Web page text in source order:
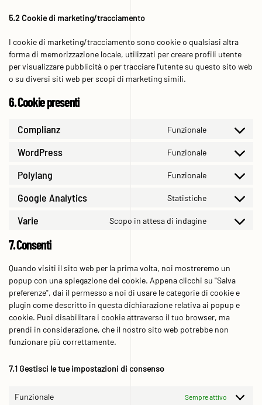
5.2 Cookie di marketing/tracciamento
I cookie di marketing/tracciamento sono cookie o qualsiasi altra
forma di memorizzazione locale, utilizzati per creare profili utente
per visualizzare pubblicità o per tracciare l'utente su questo sito web
o su diversi siti web per scopi di marketing simili.
6. Cookie presenti
Complianz Funzionale
Consent
service
complianz
WordPress Funzionale
Consent
service
wordpress
Polylang Funzionale
Consent
service
polylang
Google Analytics Statistiche
Consent
service
Varie Scopo in attesa di indagine
Consent
7. Consenti
Quando visiti il sito web per la prima volta, noi mostreremo un
popup con una spiegazione dei cookie. Appena clicchi su "Salva
preferenze", dai il permesso a noi di usare le categorie di cookie e
plugin come descritto in questa dichiarazione relativa ai popup e
cookie. Puoi disabilitare i cookie attraverso il tuo browser, ma
prendi in considerazione, che il nostro sito web potrebbe non
funzionare più correttamente.
7.1 Gestisci le tue impostazioni di consenso
Funzionale Sempre attivo